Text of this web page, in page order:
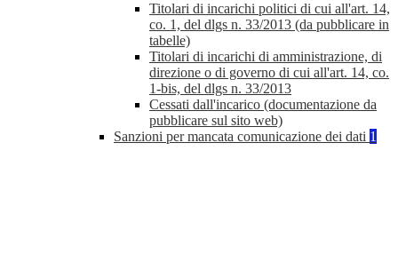
Titolari di incarichi politici di cui all'art. 14,
co. 1, del dlgs n. 33/2013 (da pubblicare in
tabelle)
Titolari di incarichi di amministrazione, di
direzione o di governo di cui all'art. 14, co.
1-bis, del dlgs n. 33/2013
Cessati dall'incarico (documentazione da
pubblicare sul sito web)
Sanzioni per mancata comunicazione dei dati 1